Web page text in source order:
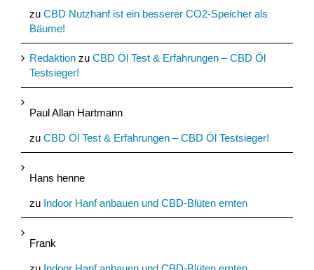
zu CBD Nutzhanf ist ein besserer CO2-Speicher als
Bäume!
Redaktion zu CBD Öl Test & Erfahrungen – CBD Öl
Testsieger!
Paul Allan Hartmann
zu CBD Öl Test & Erfahrungen – CBD Öl Testsieger!
Hans henne
zu Indoor Hanf anbauen und CBD-Blüten ernten
Frank